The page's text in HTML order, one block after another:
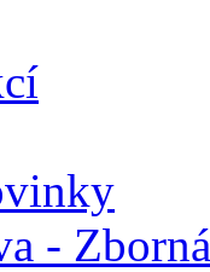
- Zborná